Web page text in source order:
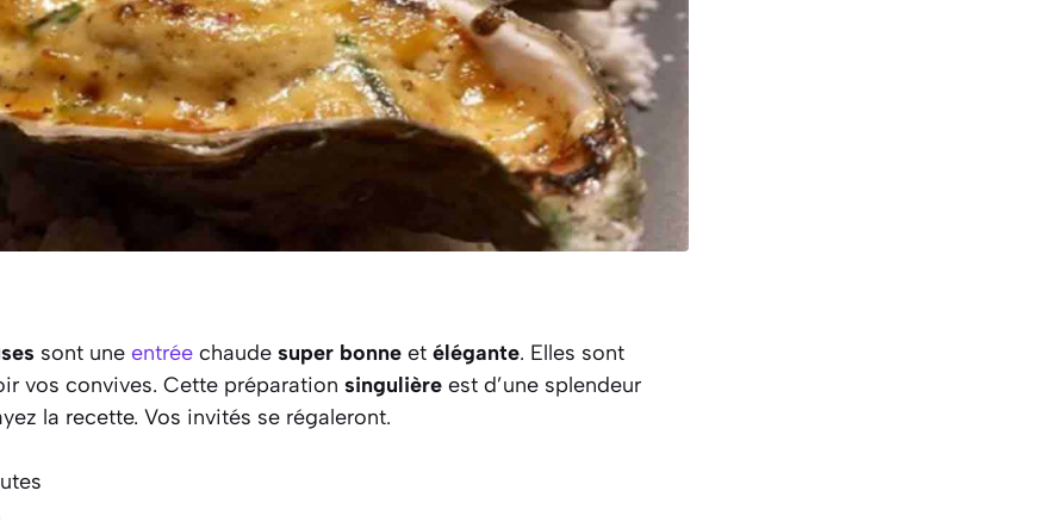
sont une entrée chaude super bonne et élégante. Elles sont
vos convives. Cette préparation singulière est d’une splendeur
la recette. Vos invités se régaleront.